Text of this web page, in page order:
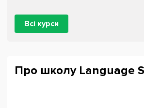
Всі курси
Про школу Language